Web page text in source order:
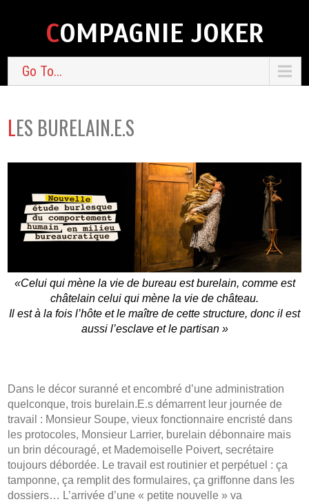
COMPAGNIE JOKER
Go To...
LES BURELAIN.E.S
«Celui qui mène la vie de bureau est burelain, comme est
châtelain celui qui mène la vie de château.
Il est à la fois l’hôte et le maître de cette structure, donc il est
aussi l’esclave et le partisan »
Dans le décor suranné et encombré d’une administration
quelconque, trois burelain.E.s démarrent leur journée de
travail : Monsieur Soupe, vieux fonctionnaire encristé dans
les protocoles, Monsieur Larrier, burelain débonnaire mais
un brin découragé, et Mademoiselle Poivert, secrétaire
toujours débordée. Le travail est routinier et perpétuel : ça
tamponne, ça remplit des formulaires, ça griffonne dans les
dossiers… L’arrivée d’une « petite nouvelle » va